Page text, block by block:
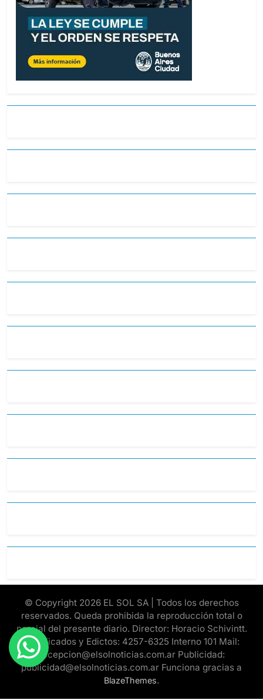
© Copyright 2026 EL SOL SA | Todos los derechos
reservados. Queda prohibida la reproducción total o
parcial del presente diario. Director: Horacio Schivintt.
Clasificados y Edictos: 4257-6325 Interno 101 Mail:
recepcion@elsolnoticias.com.ar Publicidad:
publicidad@elsolnoticias.com.ar Funciona gracias a
BlazeThemes.